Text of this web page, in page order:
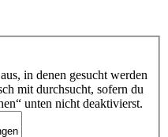
in denen gesucht werden
mit durchsucht, sofern du
unten nicht deaktivierst.